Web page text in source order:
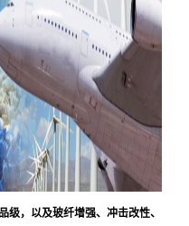
级，以及玻纤增强、冲击改性、